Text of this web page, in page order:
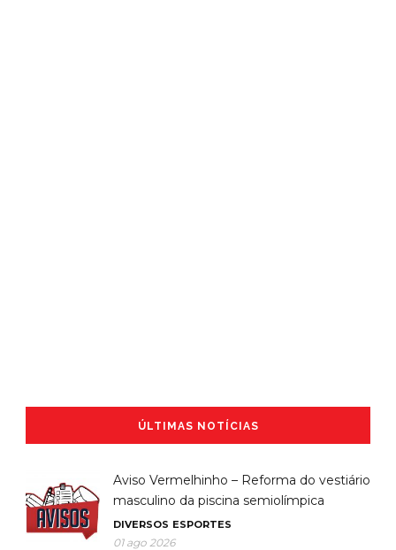
ÚLTIMAS NOTÍCIAS
Aviso Vermelhinho – Reforma do vestiário
masculino da piscina semiolímpica
DIVERSOS ESPORTES
01 ago 2026